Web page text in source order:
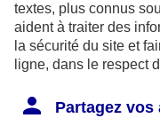
sont de 1,875 % du
textes, plus connus
aident à traiter des
la sécurité du site et
ligne, dans le respect
Partagez vos